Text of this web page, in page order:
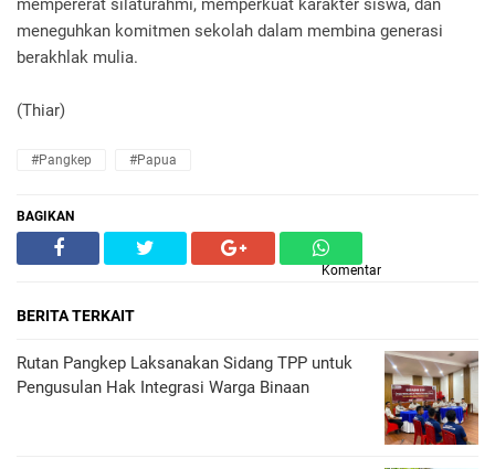
mempererat silaturahmi, memperkuat karakter siswa, dan
meneguhkan komitmen sekolah dalam membina generasi
berakhlak mulia.
(Thiar)
#Pangkep #Papua
BAGIKAN
Komentar
BERITA TERKAIT
Rutan Pangkep Laksanakan Sidang TPP untuk
Pengusulan Hak Integrasi Warga Binaan